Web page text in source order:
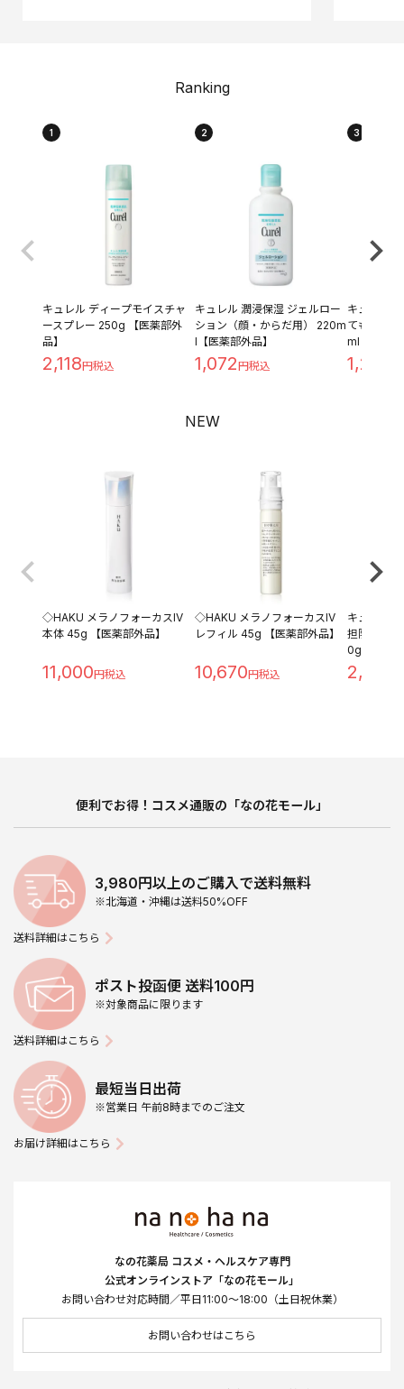
Ranking
1
キュレル ディープモイスチャ
ースプレー 250g 【医薬部外
品】
2,118
2
キュレル 潤浸保湿 ジェルロー
ション（顔・からだ用） 220m
l【医薬部外品】
1,072
3
キュレル
てもしっ
ml 【医薬
1,230
NEW
◇HAKU メラノフォーカスIV
本体 45g 【医薬部外品】
11,000
◇HAKU メラノフォーカスIV
レフィル 45g 【医薬部外品】
10,670
キュレル
担防止ベ
0g
2,280
便利でお得！コスメ通販の「なの花モール」
3,980円以上のご購入で送料無料
※北海道・沖縄は送料50%OFF
送料詳細はこちら
ポスト投函便 送料100円
※対象商品に限ります
送料詳細はこちら
最短当日出荷
※営業日 午前8時までのご注文
お届け詳細はこちら
なの花薬局 コスメ・ヘルスケア専門
公式オンラインストア「なの花モール」
お問い合わせ対応時間／平日11:00～18:00（土日祝休業）
お問い合わせはこちら